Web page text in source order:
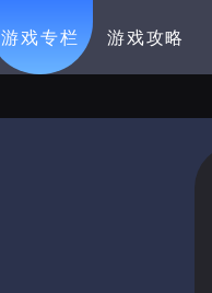
游戏专栏 游戏攻略